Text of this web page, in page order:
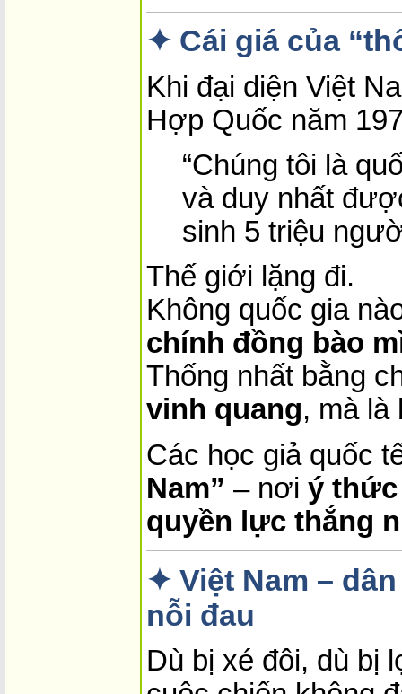
✦ Cái giá của
Khi đại diện Việt
Hợp Quốc năm
“Chúng tôi là
và duy nhất
sinh 5 triệu
Thế giới lặng đi.
Không quốc gia
chính đồng bào
Thống nhất bằng
vinh quang, mà là
Các học giả quốc
Nam” – nơi ý thức
quyền lực thắng
✦ Việt Nam –
nỗi đau
Dù bị xé đôi, dù bị